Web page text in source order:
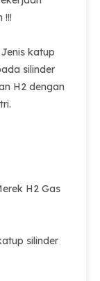
!!!
katup
silinder
H2 dengan
H2 Gas
silinder